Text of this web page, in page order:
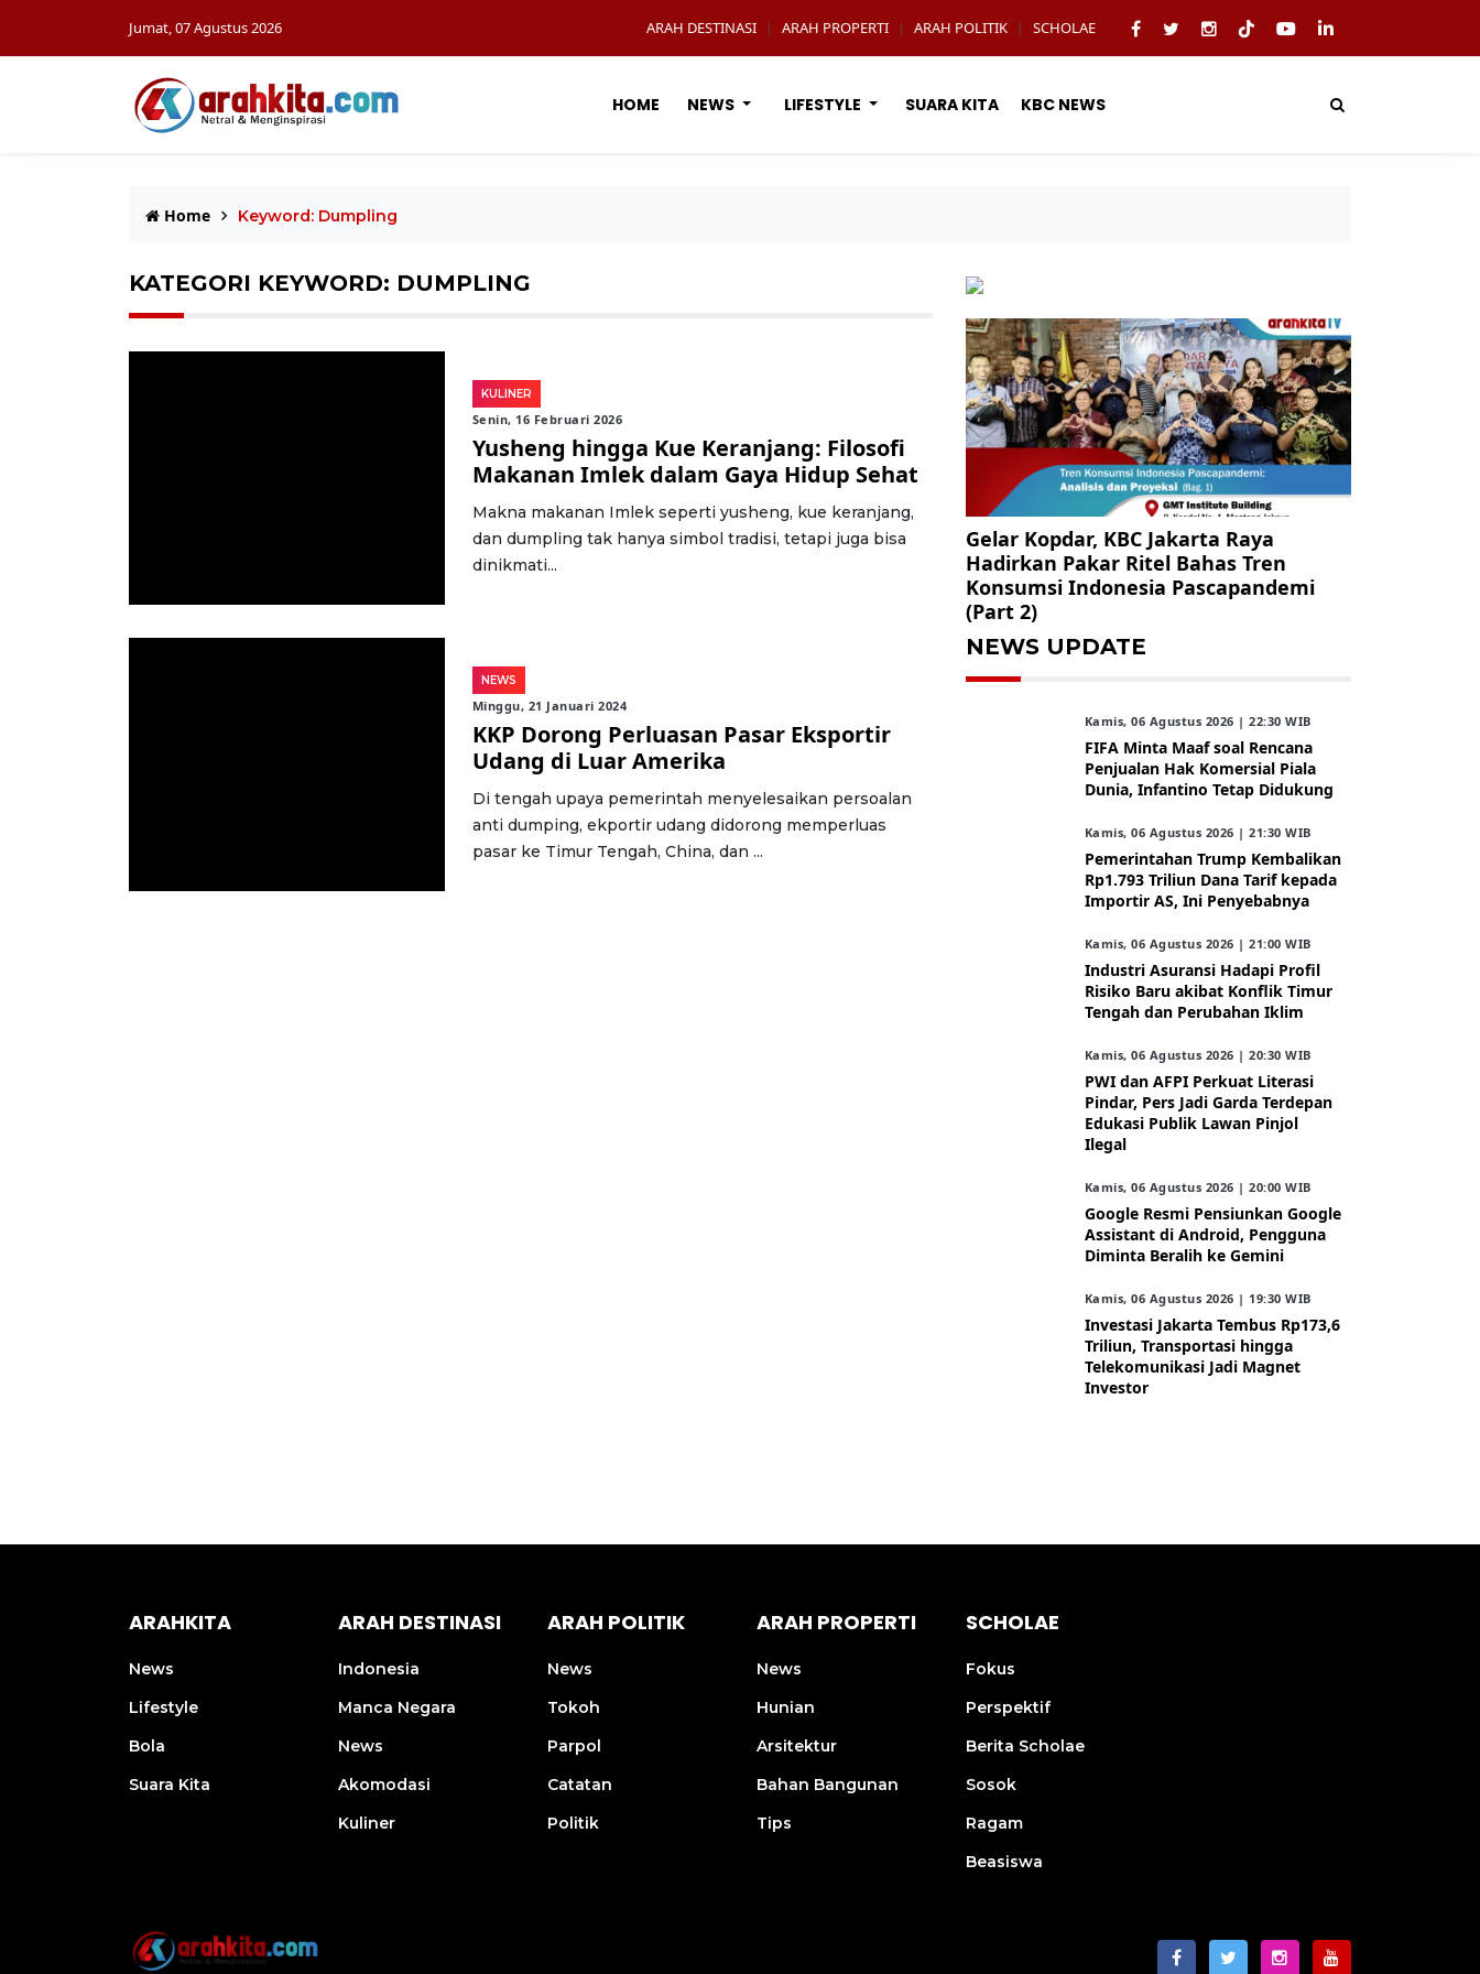
Jumat, 07 Agustus 2026 ARAH DESTINASI | ARAH PROPERTI | ARAH POLITIK | SCHOLAE
HOME NEWS LIFESTYLE SUARA KITA KBC NEWS
Home Keyword: Dumpling
KATEGORI KEYWORD: DUMPLING
KULINER
Senin, 16 Februari 2026
Yusheng hingga Kue Keranjang: Filosofi
Makanan Imlek dalam Gaya Hidup Sehat
Makna makanan Imlek seperti yusheng, kue keranjang,
dan dumpling tak hanya simbol tradisi, tetapi juga bisa
dinikmati...
NEWS
Minggu, 21 Januari 2024
KKP Dorong Perluasan Pasar Eksportir
Udang di Luar Amerika
Di tengah upaya pemerintah menyelesaikan persoalan
anti dumping, ekportir udang didorong memperluas
pasar ke Timur Tengah, China, dan ...
Gelar Kopdar, KBC Jakarta Raya
Hadirkan Pakar Ritel Bahas Tren
Konsumsi Indonesia Pascapandemi
(Part 2)
NEWS UPDATE
Kamis, 06 Agustus 2026 | 22:30 WIB
FIFA Minta Maaf soal Rencana
Penjualan Hak Komersial Piala
Dunia, Infantino Tetap Didukung
Kamis, 06 Agustus 2026 | 21:30 WIB
Pemerintahan Trump Kembalikan
Rp1.793 Triliun Dana Tarif kepada
Importir AS, Ini Penyebabnya
Kamis, 06 Agustus 2026 | 21:00 WIB
Industri Asuransi Hadapi Profil
Risiko Baru akibat Konflik Timur
Tengah dan Perubahan Iklim
Kamis, 06 Agustus 2026 | 20:30 WIB
PWI dan AFPI Perkuat Literasi
Pindar, Pers Jadi Garda Terdepan
Edukasi Publik Lawan Pinjol
Ilegal
Kamis, 06 Agustus 2026 | 20:00 WIB
Google Resmi Pensiunkan Google
Assistant di Android, Pengguna
Diminta Beralih ke Gemini
Kamis, 06 Agustus 2026 | 19:30 WIB
Investasi Jakarta Tembus Rp173,6
Triliun, Transportasi hingga
Telekomunikasi Jadi Magnet
Investor
ARAHKITA
News
Lifestyle
Bola
Suara Kita
ARAH DESTINASI
Indonesia
Manca Negara
News
Akomodasi
Kuliner
ARAH POLITIK
News
Tokoh
Parpol
Catatan
Politik
ARAH PROPERTI
News
Hunian
Arsitektur
Bahan Bangunan
Tips
SCHOLAE
Fokus
Perspektif
Berita Scholae
Sosok
Ragam
Beasiswa